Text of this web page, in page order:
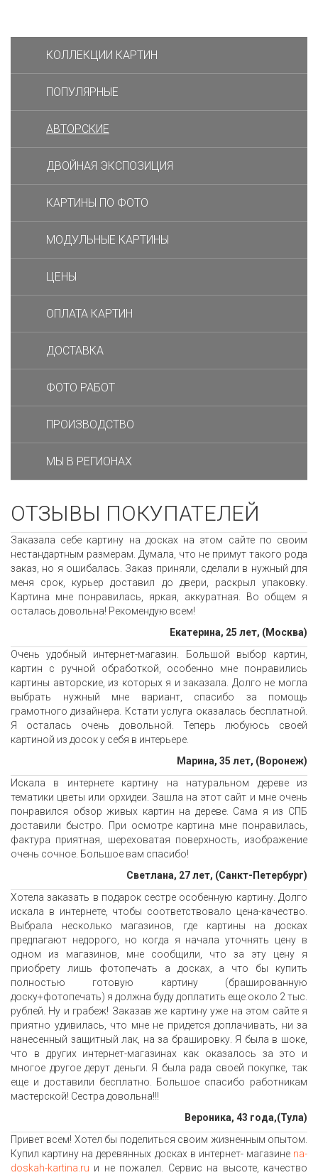
КОЛЛЕКЦИИ КАРТИН
ПОПУЛЯРНЫЕ
АВТОРСКИЕ
ДВОЙНАЯ ЭКСПОЗИЦИЯ
КАРТИНЫ ПО ФОТО
МОДУЛЬНЫЕ КАРТИНЫ
ЦЕНЫ
ОПЛАТА КАРТИН
ДОСТАВКА
ФОТО РАБОТ
ПРОИЗВОДСТВО
МЫ В РЕГИОНАХ
ОТЗЫВЫ ПОКУПАТЕЛЕЙ
Заказала себе картину на досках на этом сайте по своим
нестандартным размерам. Думала, что не примут такого рода
заказ, но я ошибалась. Заказ приняли, сделали в нужный для
меня срок, курьер доставил до двери, раскрыл упаковку.
Картина мне понравилась, яркая, аккуратная. Во общем я
осталась довольна! Рекомендую всем!
Екатерина, 25 лет, (Москва)
Очень удобный интернет-магазин. Большой выбор картин,
картин с ручной обработкой, особенно мне понравились
картины авторские, из которых я и заказала. Долго не могла
выбрать нужный мне вариант, спасибо за помощь
грамотного дизайнера. Кстати услуга оказалась бесплатной.
Я осталась очень довольной. Теперь любуюсь своей
картиной из досок у себя в интерьере.
Марина, 35 лет, (Воронеж)
Искала в интернете картину на натуральном дереве из
тематики цветы или орхидеи. Зашла на этот сайт и мне очень
понравился обзор живых картин на дереве. Сама я из СПБ
доставили быстро. При осмотре картина мне понравилась,
фактура приятная, шереховатая поверхность, изображение
очень сочное. Большое вам спасибо!
Светлана, 27 лет, (Санкт-Петербург)
Хотела заказать в подарок сестре особенную картину. Долго
искала в интернете, чтобы соответствовало цена-качество.
Выбрала несколько магазинов, где картины на досках
предлагают недорого, но когда я начала уточнять цену в
одном из магазинов, мне сообщили, что за эту цену я
приобрету лишь фотопечать а досках, а что бы купить
полностью готовую картину (брашированную
доску+фотопечать) я должна буду доплатить еще около 2 тыс.
рублей. Ну и грабеж! Заказав же картину уже на этом сайте я
приятно удивилась, что мне не придется доплачивать, ни за
нанесенный защитный лак, на за брашировку. Я была в шоке,
что в других интернет-магазинах как оказалось за это и
многое другое дерут деньги. Я была рада своей покупке, так
еще и доставили бесплатно. Большое спасибо работникам
мастерской! Сестра довольна!!!
Вероника, 43 года,(Тула)
Привет всем! Хотел бы поделиться своим жизненным опытом.
Купил картину на деревянных досках в интернет- магазине na-
doskah-kartina.ru и не пожалел. Сервис на высоте, качество